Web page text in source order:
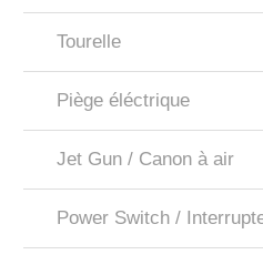
Tourelle
Piège éléctrique
Jet Gun / Canon à air
Power Switch /